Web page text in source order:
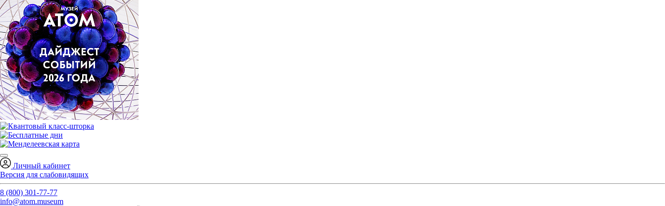
Личный кабинет
Версия для слабовидящих
8 (800) 301-77-77
info@atom.museum